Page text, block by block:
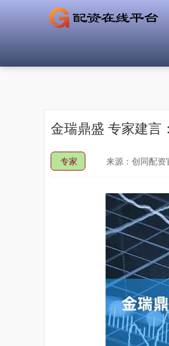
金瑞鼎盛 专家建言
专家 来源：创同配资